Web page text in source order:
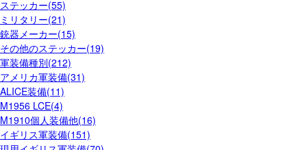
ステッカー(55)
ミリタリー(21)
銃器メーカー(15)
その他のステッカー(19)
軍装備種別(212)
アメリカ軍装備(31)
ALICE装備(11)
M1956 LCE(4)
M1910個人装備他(16)
イギリス軍装備(151)